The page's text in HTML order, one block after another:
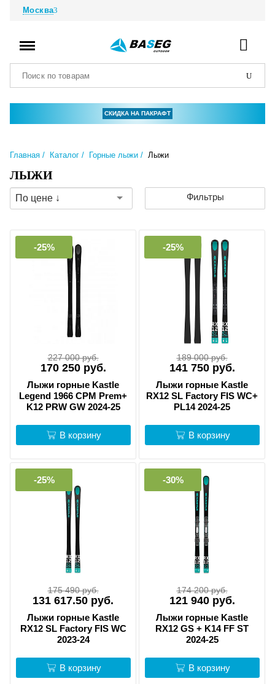
Москва
СКИДКА НА ПАКРАФТ
Главная Каталог Горные лыжи Лыжи
ЛЫЖИ
По цене ↓ Фильтры
-25%
227 000 руб.
170 250 руб.
Лыжи горные Kastle
Legend 1966 CPM Prem+
K12 PRW GW 2024-25
В корзину
-25%
189 000 руб.
141 750 руб.
Лыжи горные Kastle
RX12 SL Factory FIS WC+
PL14 2024-25
В корзину
-25%
175 490 руб.
131 617.50 руб.
Лыжи горные Kastle
RX12 SL Factory FIS WC
2023-24
В корзину
-30%
174 200 руб.
121 940 руб.
Лыжи горные Kastle
RX12 GS + K14 FF ST
2024-25
В корзину